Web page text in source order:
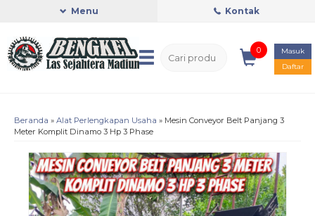
Menu Kontak
0
Masuk
Daftar
Beranda » Alat Perlengkapan Usaha » Mesin Conveyor Belt Panjang 3
Meter Komplit Dinamo 3 Hp 3 Phase